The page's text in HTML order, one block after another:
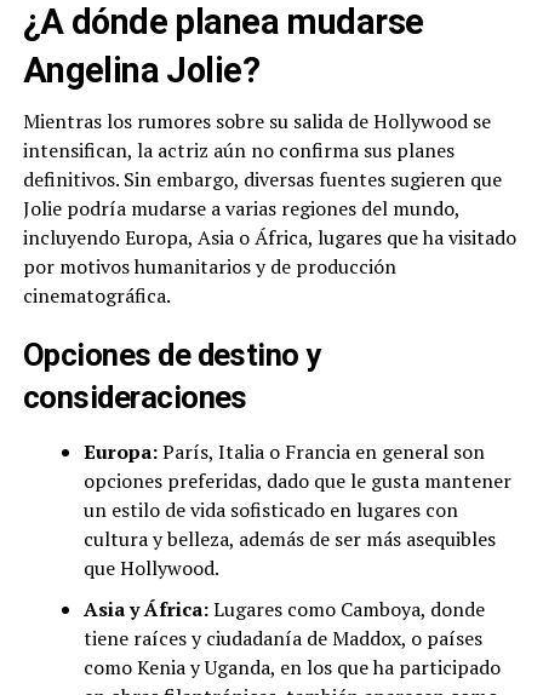
¿A dónde planea mudarse
Angelina Jolie?
Mientras los rumores sobre su salida de Hollywood se
intensifican, la actriz aún no confirma sus planes
definitivos. Sin embargo, diversas fuentes sugieren que
Jolie podría mudarse a varias regiones del mundo,
incluyendo Europa, Asia o África, lugares que ha visitado
por motivos humanitarios y de producción
cinematográfica.
Opciones de destino y
consideraciones
Europa:París, Italia o Francia en general son
opciones preferidas, dado que le gusta mantener
un estilo de vida sofisticado en lugares con
cultura y belleza, además de ser más asequibles
que Hollywood.
Asia y África:Lugares como Camboya, donde
tiene raíces y ciudadanía de Maddox, o países
como Kenia y Uganda, en los que ha participado